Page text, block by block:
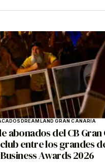
DREAMLAND GRAN CANARIA
abonados del CB Gran
entre los grandes
Awards 2026